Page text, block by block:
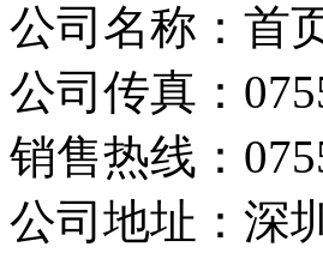
公司名称：首
公司传真：
销售热线：
公司地址：深